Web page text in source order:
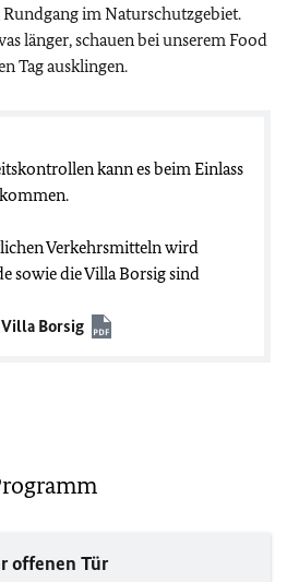
im Naturschutzgebiet.
länger, schauen bei unserem Food
Tag ausklingen.
kann es beim Einlass
Verkehrsmitteln wird
sowie die Villa Borsig sind
Borsig
offenen Tür